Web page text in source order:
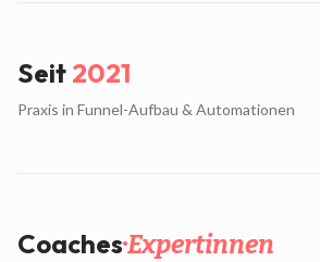
Seit 2021
Praxis in Funnel-Aufbau & Automationen
Coaches·Expertinnen